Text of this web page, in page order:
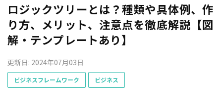
ロジックツリーとは？種類や具体例、作
り方、メリット、注意点を徹底解説【図
解・テンプレートあり】
更新日: 2024年07月03日
ビジネスフレームワーク ビジネス